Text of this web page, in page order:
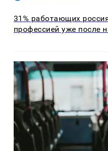
31% работающих
профессией уже после